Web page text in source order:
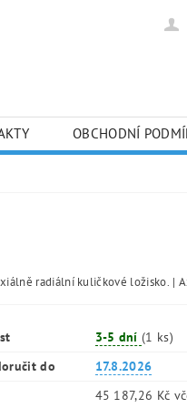
OBCHODNÍ
radiální kuličkové ložisko. |
3-5 dní(1 ks)
do
17.8.2026
45